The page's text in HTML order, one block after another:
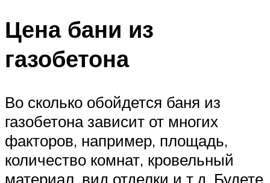
Цена бани из
газобетона
Во сколько обойдется баня из
газобетона зависит от многих
факторов, например, площадь,
количество комнат, кровельный
материал, вид отделки и т.д. Будете